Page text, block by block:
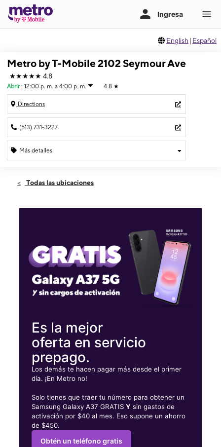
English | Español
Metro by T-Mobile 2102 Seymour Ave
★★★★★ 4.8
Abrir : 12:00 p. m. a 4:00 p. m. 4.8 ★
Directions
(513) 731-3227
Más detalles
Domingo:12:00 p. m. a 4:00 p. m.
2102 Seymour Ave Cincinnati, OH 45237
Todas las ubicaciones
Es la mejor
oferta en servicio
prepago.
Los demás te hacen pagar más desde el primer
día. ¡En Metro no!
Solo tienes que traer tu número para obtener un
Samsung Galaxy A37 GRATISY sin gastos de
activación por $40 al mes. Eso supone un ahorro
de $450.
Obtén un teléfono gratis